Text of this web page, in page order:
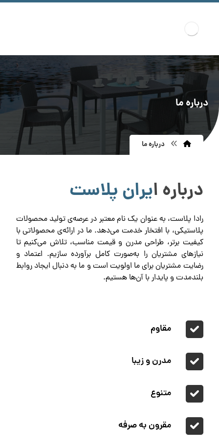
درباره ما
درباره ما
درباره ایران پلاست
رادا پلاست، به عنوان یک نام معتبر در عرصه‌ی تولید محصولات
پلاستیکی، با افتخار خدمت می‌دهد. ما در ارائه‌ی محصولاتی با
کیفیت برتر، طراحی مدرن و قیمت مناسب، تلاش می‌کنیم تا
نیازهای مشتریان را به‌صورت کامل برآورده سازیم. اعتماد و
رضایت مشتریان برای ما اولویت است و ما به دنبال ایجاد روابط
بلندمدت و پایدار با آن‌ها هستیم.
مقاوم
مدرن و زیبا
متنوع
مقرون به صرفه